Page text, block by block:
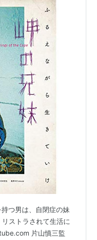
男は、自閉症の妹
ストラされて生活に
片山慎三監